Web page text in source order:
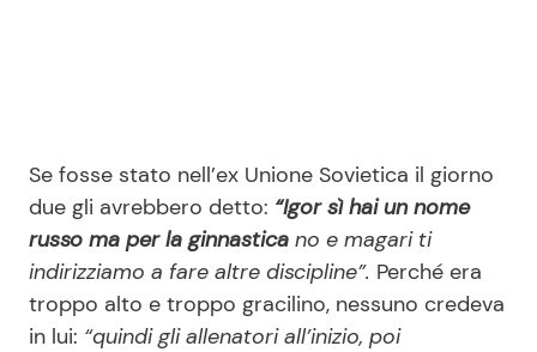
Se fosse stato nell’ex Unione Sovietica il giorno
due gli avrebbero detto: “Igor sì hai un nome
russo ma per la ginnastica no e magari ti
indirizziamo a fare altre discipline”. Perché era
troppo alto e troppo gracilino, nessuno credeva
in lui: “quindi gli allenatori all’inizio, poi